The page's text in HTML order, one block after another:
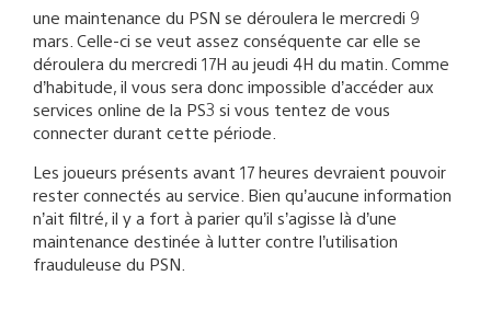
une maintenance du PSN se déroulera le mercredi 9
mars. Celle-ci se veut assez conséquente car elle se
déroulera du mercredi 17H au jeudi 4H du matin. Comme
d’habitude, il vous sera donc impossible d’accéder aux
services online de la PS3 si vous tentez de vous
connecter durant cette période.
Les joueurs présents avant 17 heures devraient pouvoir
rester connectés au service. Bien qu’aucune information
n’ait filtré, il y a fort à parier qu’il s’agisse là d’une
maintenance destinée à lutter contre l’utilisation
frauduleuse du PSN.